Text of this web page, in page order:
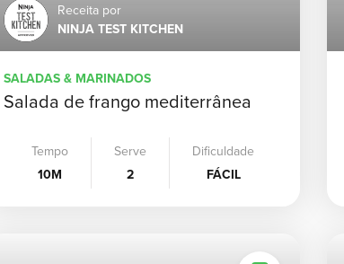
Receita por
NINJA TEST KITCHEN
SALADAS & MARINADOS
Salada de frango mediterrânea
Tempo
10M
Serve
2
Dificuldade
FÁCIL